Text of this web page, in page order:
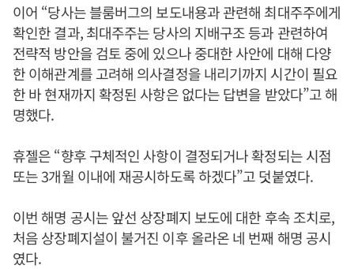
이어 “당사는 블룸버그의 보도내용과 관련해 최대주주에게
확인한 결과, 최대주주는 당사의 지배구조 등과 관련하여
전략적 방안을 검토 중에 있으나 중대한 사안에 대해 다양
한 이해관계를 고려해 의사결정을 내리기까지 시간이 필요
한 바 현재까지 확정된 사항은 없다는 답변을 받았다”고 해
명했다.
휴젤은 “향후 구체적인 사항이 결정되거나 확정되는 시점
또는 3개월 이내에 재공시하도록 하겠다”고 덧붙였다.
이번 해명 공시는 앞선 상장폐지 보도에 대한 후속 조치로,
처음 상장폐지설이 불거진 이후 올라온 네 번째 해명 공시
였다.